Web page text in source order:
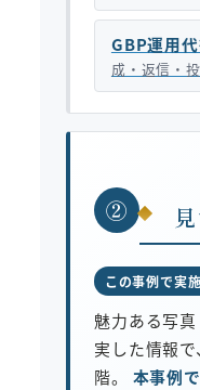
GBP運用
成・返信・
②
この事例で実
魅力ある写
実した情報
階。 本事例